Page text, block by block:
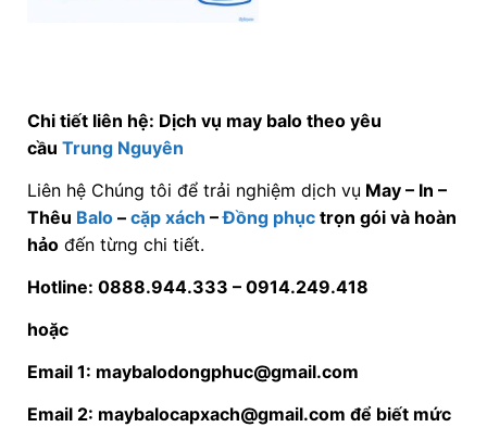
Chi tiết liên hệ: Dịch vụ may balo theo yêu
cầu Trung Nguyên
Liên hệ Chúng tôi để trải nghiệm dịch vụ May – In –
Thêu Balo– cặp xách –Đồng phụctrọn gói và hoàn
hảođến từng chi tiết.
Hotline: 0888.944.333 – 0914.249.418
hoặc
Email 1: maybalodongphuc@gmail.com
Email 2: maybalocapxach@gmail.com để biết mức